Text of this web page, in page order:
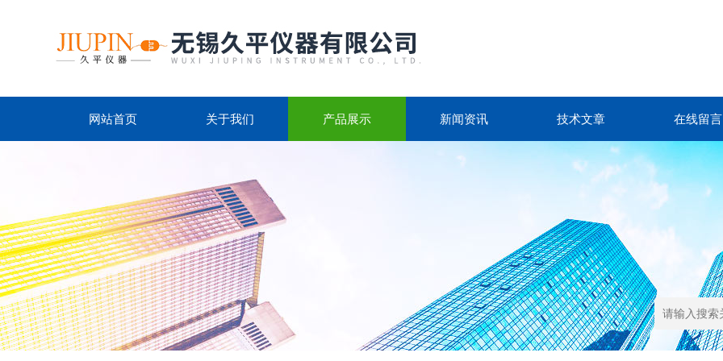
网站首页 关于我们 产品展示 新闻资讯 技术文章 在线留言